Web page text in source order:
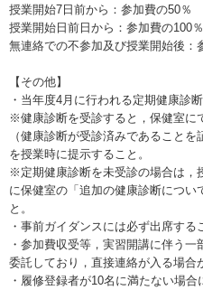
授業開始7日前から：参加費の50％
授業開始日前日から：参加費の100％
無連絡での不参加及び授業開始後：
【その他】
・当年度4月に行われる定期健康診
※健康診断を受診すると，保健室に
（健康診断が受診済みであること
を授業時に提示すること。
※定期健康診断を未受診の場合は，
に保健室の「追加の健康診断につい
と。
・事前ガイダンスには必ず出席する
・参加費収受等，実習開講に伴う
委託しており，直接連絡が入る場合
・履修登録者が10名に満たない場